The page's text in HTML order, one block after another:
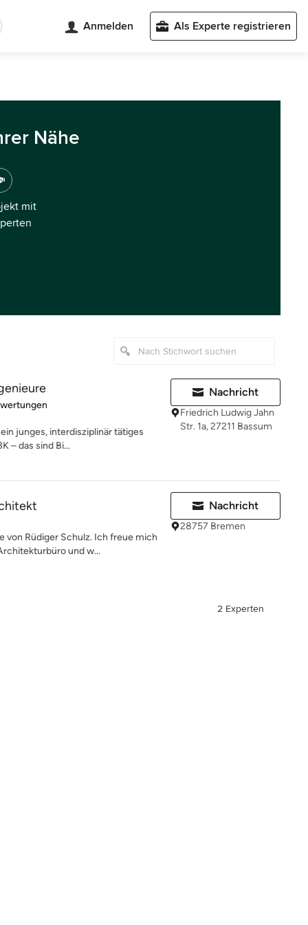
Anmelden Als Experte registrieren
Nähe
mit
5 von 5 Sternen
junges, interdisziplinär tätiges
– das sind Bi...
Nachricht
Friedrich Ludwig Jahn
Str. 1a, 27211 Bassum
von Rüdiger Schulz. Ich freue mich
und w...
Nachricht
28757 Bremen
2 Experten